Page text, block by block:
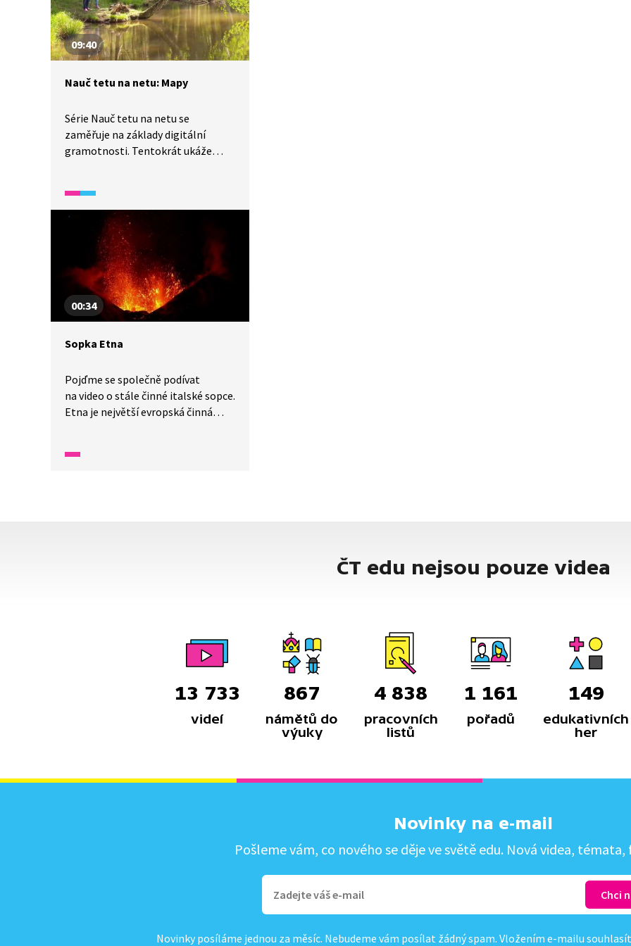
o dva centimetry, oceníme jeho
velikost. Jak to v takovém dole se
stálou teplotou 7 stupňů vlastně
vypadá?
09:40
Nauč tetu na netu: Mapy
Série Nauč tetu na netu se
zaměřuje na základy digitální
gramotnosti. Tentokrát ukáže
mapy je v době internetu zbytečné.
Internetové mapy umožňují
zjišťovat zajímavosti a prohlížet
fotografie z celého světa. Ondra
také upozorní na využití GPS,
geocaching a možnost stažení
map pro offline použití.
00:34
Sopka Etna
Pojďme se společně podívat
na video o stále činné italské sopce.
Etna je největší evropská činná
mění. Tato sopka má několik
ČT edu nejsou pouze videa
13 733
videí
867
námětů do
výuky
4 838
pracovních
listů
1 161
pořadů
149
edukativních
her
Novinky na e-mail
Pošleme vám, co nového se děje ve světě edu. Nová videa, témata,
Novinky posíláme jednou za měsíc. Nebudeme vám posílat žádný spam. Vložením e-mailu